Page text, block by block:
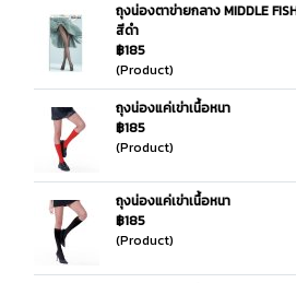
ถุงน่องตาข่ายกลาง MIDDLE
สีดำ
฿185
(Product)
ถุงน่องแค่เข่าเนื้อหนา
฿185
(Product)
ถุงน่องแค่เข่าเนื้อหนา
฿185
(Product)